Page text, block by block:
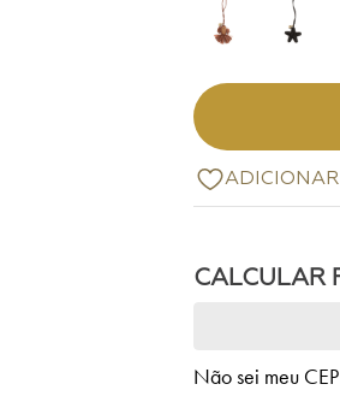
Não sei meu CEP